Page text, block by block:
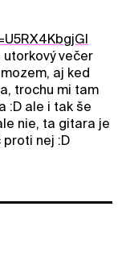
utorkový večer
aj ked
trochu mi tam
:D ale i tak še
nie, ta gitara je
proti nej :D